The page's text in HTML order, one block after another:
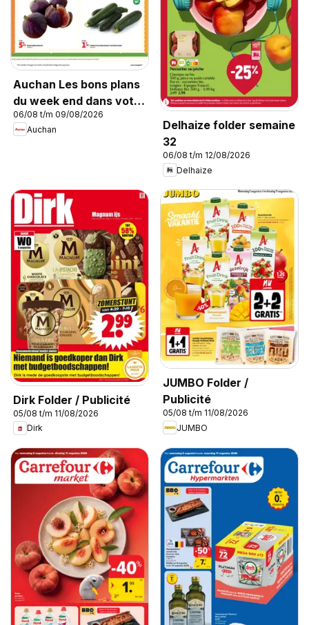
Auchan Les bons plans
du week end dans votre
super !
06/08 t/m 09/08/2026
Auchan
Delhaize folder semaine
32
06/08 t/m 12/08/2026
Delhaize
Dirk Folder / Publicité
05/08 t/m 11/08/2026
Dirk
JUMBO Folder /
Publicité
05/08 t/m 11/08/2026
JUMBO